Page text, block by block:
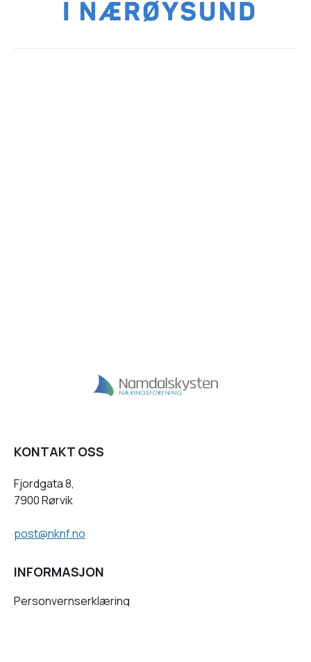
KONTAKT OSS
Fjordgata 8,
7900 Rørvik
post@nknf.no
INFORMASJON
Personvernserklæring